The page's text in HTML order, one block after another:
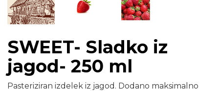
SWEET- Sladko iz
jagod- 250 ml
Pasteriziran izdelek iz jagod. Dodano maksimalno